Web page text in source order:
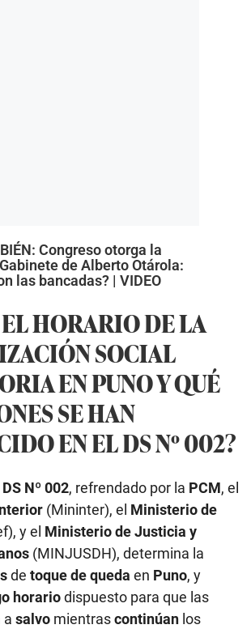
Congreso otorga la
de Alberto Otárola:
las bancadas? | VIDEO
EL HORARIO DE LA
SOCIAL
EN PUNO Y QUÉ
SE HAN
EN EL DS Nº 002?
DS Nº 002, refrendado por la PCM, el
(Mininter), el Ministerio de
y el Ministerio de Justicia y
(MINJUSDH), determina la
de toque de queda en Puno, y
horariodispuesto para que las
a salvo mientrascontinúan los